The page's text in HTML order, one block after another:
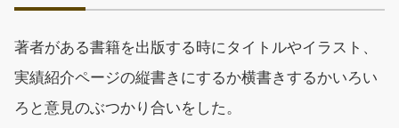
著者がある書籍を出版する時にタイトルやイラスト、
実績紹介ページの縦書きにするか横書きするかいろい
ろと意見のぶつかり合いをした。